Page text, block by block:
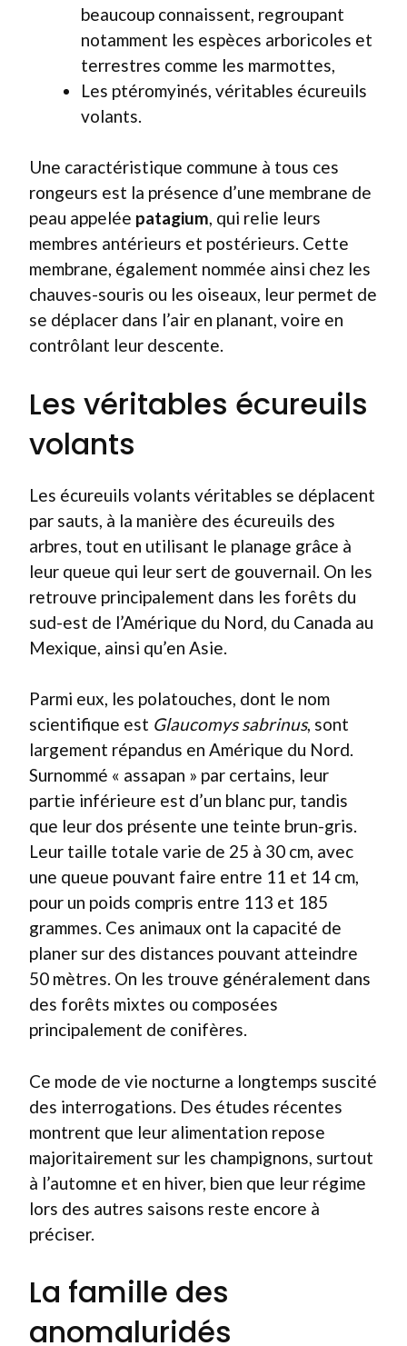
beaucoup connaissent, regroupant
notamment les espèces arboricoles et
terrestres comme les marmottes,
Les ptéromyinés, véritables écureuils
volants.
Une caractéristique commune à tous ces
rongeurs est la présence d’une membrane de
peau appelée patagium, qui relie leurs
membres antérieurs et postérieurs. Cette
membrane, également nommée ainsi chez les
chauves-souris ou les oiseaux, leur permet de
se déplacer dans l’air en planant, voire en
contrôlant leur descente.
Les véritables écureuils
volants
Les écureuils volants véritables se déplacent
par sauts, à la manière des écureuils des
arbres, tout en utilisant le planage grâce à
leur queue qui leur sert de gouvernail. On les
retrouve principalement dans les forêts du
sud-est de l’Amérique du Nord, du Canada au
Mexique, ainsi qu’en Asie.
Parmi eux, les polatouches, dont le nom
scientifique est Glaucomys sabrinus, sont
largement répandus en Amérique du Nord.
Surnommé « assapan » par certains, leur
partie inférieure est d’un blanc pur, tandis
que leur dos présente une teinte brun-gris.
Leur taille totale varie de 25 à 30 cm, avec
une queue pouvant faire entre 11 et 14 cm,
pour un poids compris entre 113 et 185
grammes. Ces animaux ont la capacité de
planer sur des distances pouvant atteindre
50 mètres. On les trouve généralement dans
des forêts mixtes ou composées
principalement de conifères.
Ce mode de vie nocturne a longtemps suscité
des interrogations. Des études récentes
montrent que leur alimentation repose
majoritairement sur les champignons, surtout
à l’automne et en hiver, bien que leur régime
lors des autres saisons reste encore à
préciser.
La famille des
anomaluridés